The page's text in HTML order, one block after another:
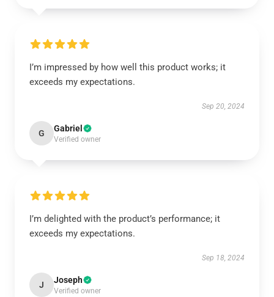
I’m impressed by how well this product works; it
exceeds my expectations.
Sep 20, 2024
G Gabriel
Verified owner
I’m delighted with the product’s performance; it
exceeds my expectations.
Sep 18, 2024
J Joseph
Verified owner